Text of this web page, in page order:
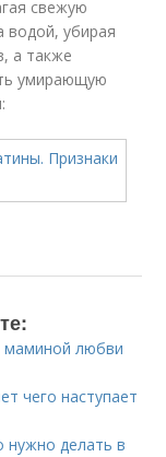
свежую
водой, убирая
а также
умирающую
любви
чего наступает
нужно делать в